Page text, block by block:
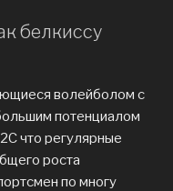
белкиссу
волейболом с
потенциалом
что регулярные
роста
по многу